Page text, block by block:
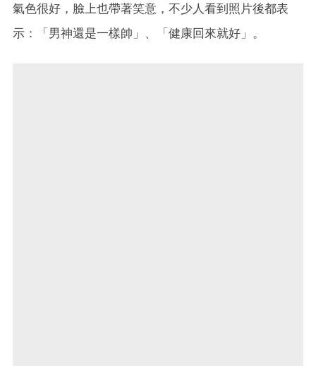
氣色很好，臉上也帶著笑意，不少人看到照片後都表
示：「男神還是一樣帥」、「健康回來就好」。